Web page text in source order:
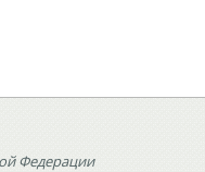
Федерации